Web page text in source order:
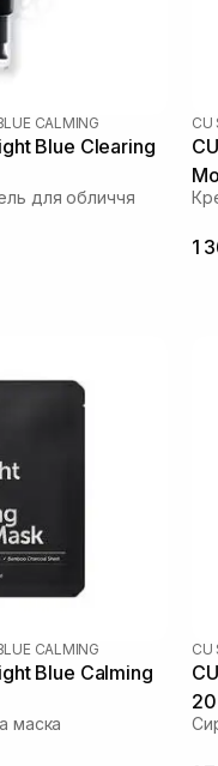
CALMING
Blue Clearing
для обличчя
CU
1
CALMING
Blue Calming
маска
CU